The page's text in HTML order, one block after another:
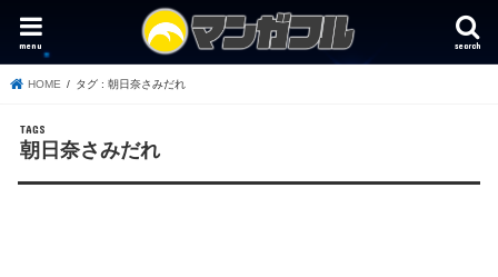
search
menu
HOME タグ : 朝日奈さみだれ
朝日奈さみだれ